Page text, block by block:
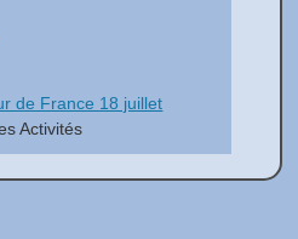
de France 18 juillet
Activités